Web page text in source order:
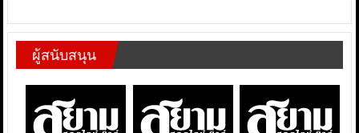
ผู้สนับสนุน